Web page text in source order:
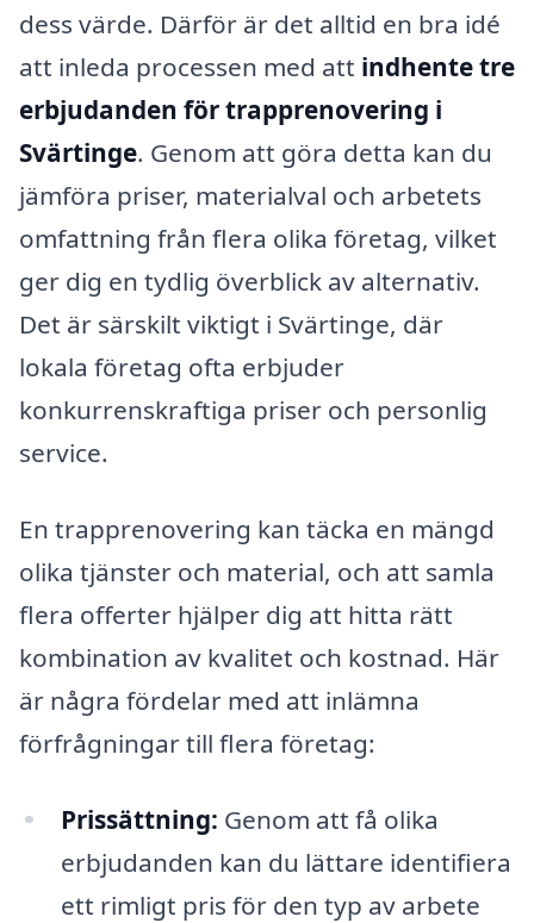
dess värde. Därför är det alltid en bra idé
att inleda processen med att indhente tre
erbjudanden för trapprenovering i
Svärtinge. Genom att göra detta kan du
jämföra priser, materialval och arbetets
omfattning från flera olika företag, vilket
ger dig en tydlig överblick av alternativ.
Det är särskilt viktigt i Svärtinge, där
lokala företag ofta erbjuder
konkurrenskraftiga priser och personlig
service.
En trapprenovering kan täcka en mängd
olika tjänster och material, och att samla
flera offerter hjälper dig att hitta rätt
kombination av kvalitet och kostnad. Här
är några fördelar med att inlämna
förfrågningar till flera företag:
Prissättning: Genom att få olika
erbjudanden kan du lättare identifiera
ett rimligt pris för den typ av arbete